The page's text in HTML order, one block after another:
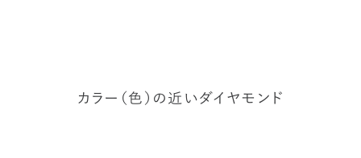
カラー（色）の近いダイヤモンド